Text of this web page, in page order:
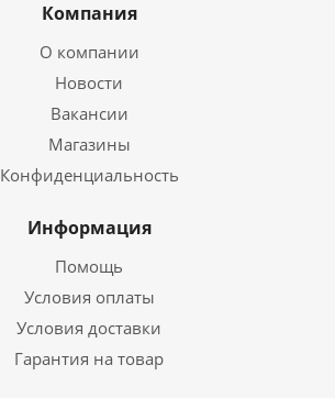
Компания
О компании
Новости
Вакансии
Магазины
Конфиденциальность
Информация
Помощь
Условия оплаты
Условия доставки
Гарантия на товар